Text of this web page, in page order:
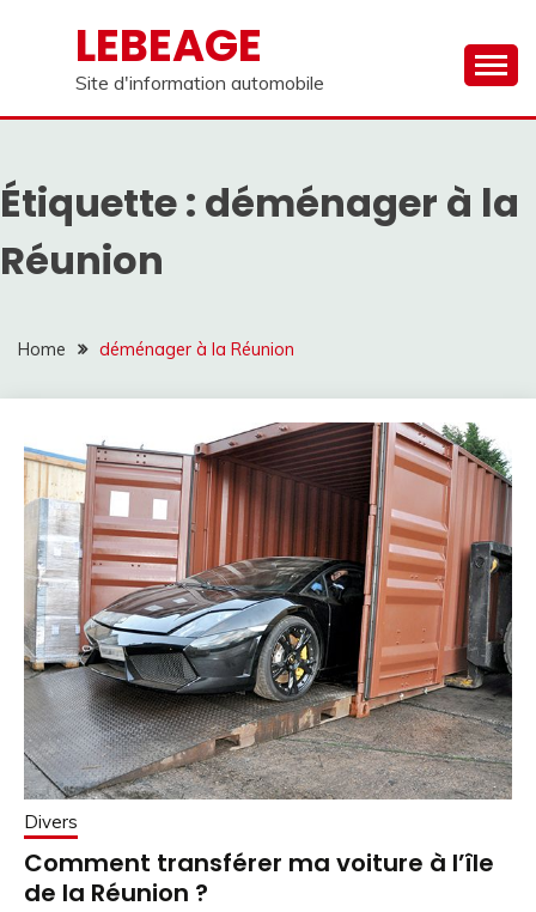
LEBEAGE
Site d'information automobile
Étiquette : déménager à la
Réunion
Home déménager à la Réunion
Divers
Comment transférer ma voiture à l’île
de la Réunion ?